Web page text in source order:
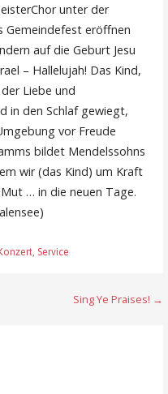
unter der
Gemeindefest eröffnen
auf die Geburt Jesu
– Hallelujah! Das Kind,
Liebe und
in den Schlaf gewiegt,
vor Freude
bildet Mendelssohns
wir (das Kind) um Kraft
… in die neuen Tage.
Konzert, Service
Sing Ye Praises! →